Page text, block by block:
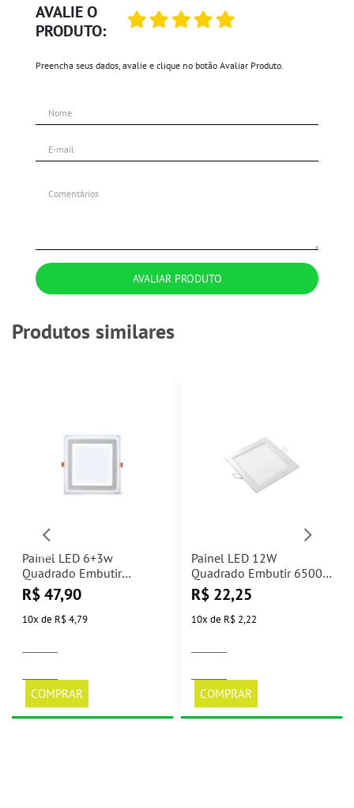
AVALIE O
PRODUTO:
Preencha seus dados, avalie e clique no botão Avaliar Produto.
AVALIAR PRODUTO
Produtos similares
Painel LED 6+3w
Quadrado Embutir
Embutir 6500K 3
Estágios Elgin
R$ 47,90
10x de R$ 4,79
COMPRAR
Painel LED 12W
Quadrado Embutir 6500K
Elgin
R$ 22,25
10x de R$ 2,22
COMPRAR